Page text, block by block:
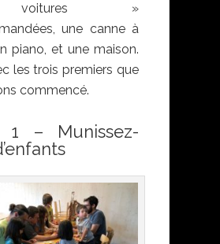
»
une canne à
piano, et une maison.
les trois premiers que
commencé.
1 – Munissez-